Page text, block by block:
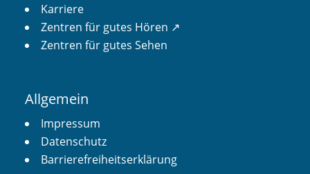
Karriere
Zentren für gutes Hören ↗︎
Zentren für gutes Sehen
Allgemein
Impressum
Datenschutz
Barrierefreiheitserklärung